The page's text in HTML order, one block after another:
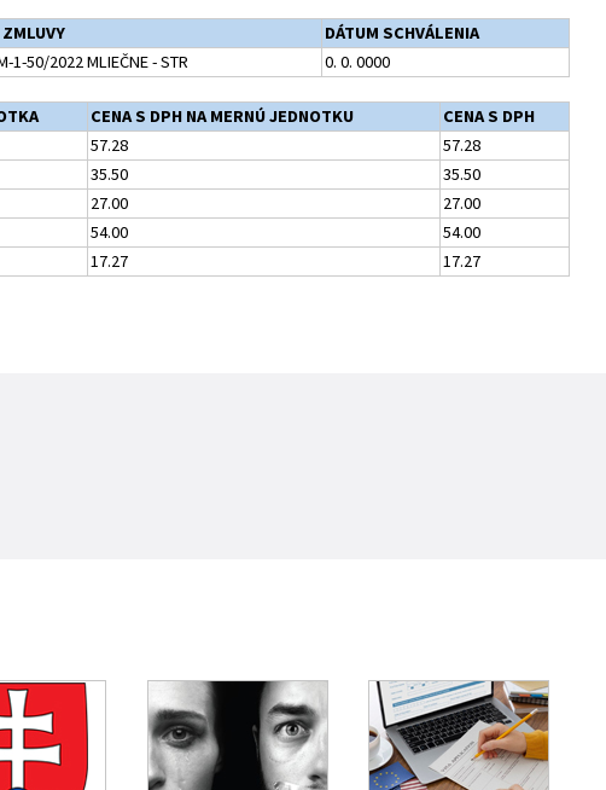
DÁTUM SCHVÁLENIA
1-50/2022 MLIEČNE - STR 0. 0. 0000
CENA S DPH NA MERNÚ JEDNOTKU
CENA S DPH
57.28
57.28
35.50
35.50
27.00
27.00
54.00
54.00
17.27 17.27